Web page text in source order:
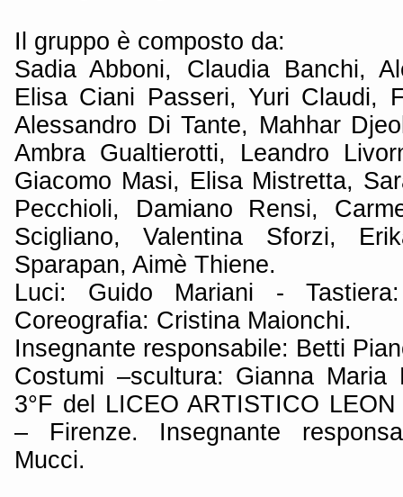
Il gruppo è composto da:
Sadia Abboni, Claudia Banchi,
Elisa Ciani Passeri, Yuri Claudi,
Alessandro Di Tante, Mahhar
Ambra Gualtierotti, Leandro
Giacomo Masi, Elisa Mistretta,
Pecchioli, Damiano Rensi,
Scigliano, Valentina Sforzi,
Sparapan, Aimè Thiene.
Luci: Guido Mariani -
Coreografia: Cristina Maionchi.
Insegnante responsabile: Betti
Costumi –scultura: Gianna
3°F del LICEO ARTISTICO
– Firenze. Insegnante
Mucci.